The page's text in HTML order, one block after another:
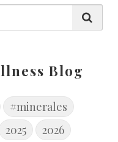
Blog
#minerales
2025
2026